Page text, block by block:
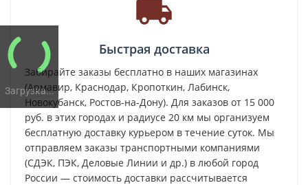
Загрузка...
Быстрая доставка
Забирайте заказы бесплатно в наших магазинах
(Армавир, Краснодар, Кропоткин, Лабинск,
Новокубанск, Ростов-на-Дону). Для заказов от 15 000
руб. в этих городах и радиусе 20 км мы организуем
бесплатную доставку курьером в течение суток. Мы
отправляем заказы транспортными компаниями
(СДЭК, ПЭК, Деловые Линии и др.) в любой город
России — стоимость доставки рассчитывается